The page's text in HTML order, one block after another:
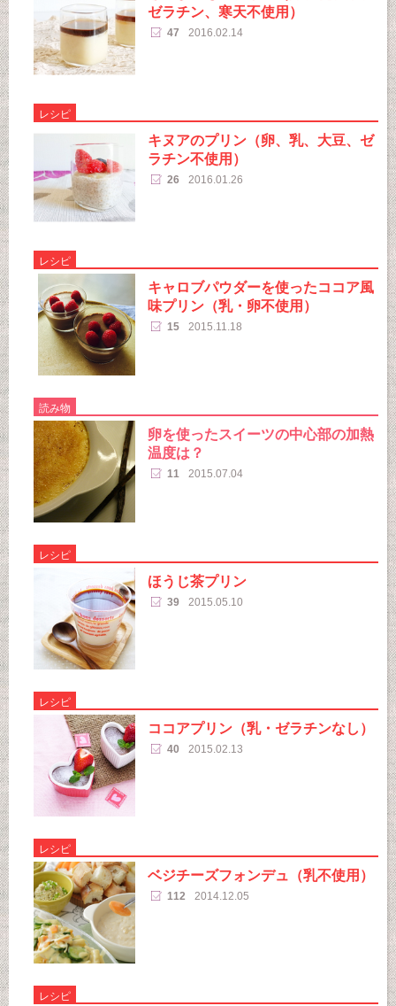
ゼラチン、寒天不使用）
47 2016.02.14
レシピ
キヌアのプリン（卵、乳、大豆、ゼ
ラチン不使用）
26 2016.01.26
レシピ
キャロブパウダーを使ったココア風
味プリン（乳・卵不使用）
15 2015.11.18
読み物
卵を使ったスイーツの中心部の加熱
温度は？
11 2015.07.04
レシピ
ほうじ茶プリン
39 2015.05.10
レシピ
ココアプリン（乳・ゼラチンなし）
40 2015.02.13
レシピ
ベジチーズフォンデュ（乳不使用）
112 2014.12.05
レシピ